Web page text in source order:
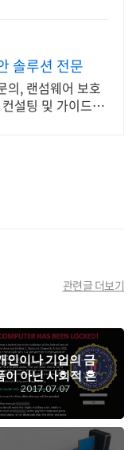
솔루션 전문
의, 랜섬웨어 보호
설팅 및 가이드 지
관련글 더보기
인이나 기업의 금
이 아닌 사회적 혼
을 노리는 랜섬웨
어, 그리고 해킹
2017.07.07